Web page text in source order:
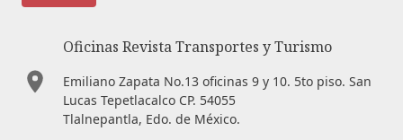
Oficinas Revista Transportes y Turismo
Emiliano Zapata No.13 oficinas 9 y 10. 5to piso. San
Lucas Tepetlacalco CP. 54055
Tlalnepantla, Edo. de México.